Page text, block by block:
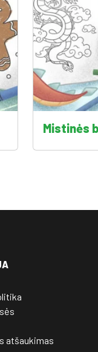
Mistinės
atšaukimas